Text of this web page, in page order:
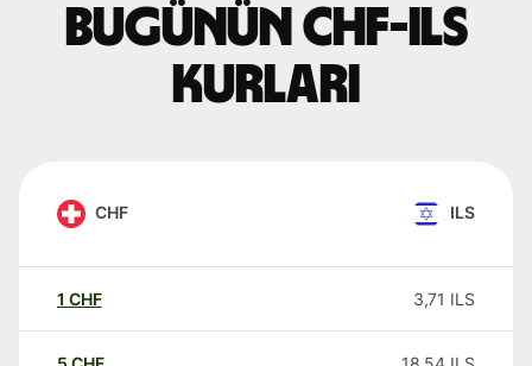
Bugünün CHF-ILS
kurları
CHF ILS
1 CHF 3,71 ILS